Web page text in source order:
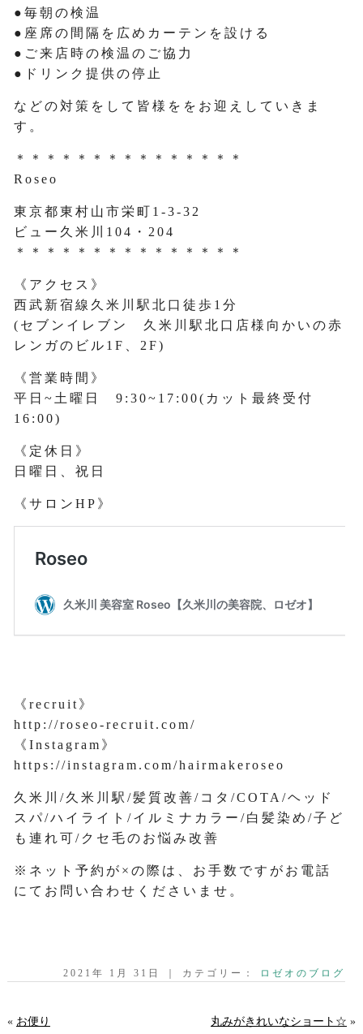
●毎朝の検温
●座席の間隔を広めカーテンを設ける
●ご来店時の検温のご協力
●ドリンク提供の停止
などの対策をして皆様ををお迎えしていきま
す。
＊＊＊＊＊＊＊＊＊＊＊＊＊＊＊
Roseo
東京都東村山市栄町1-3-32
ビュー久米川104・204
＊＊＊＊＊＊＊＊＊＊＊＊＊＊＊
《アクセス》
西武新宿線久米川駅北口徒歩1分
(セブンイレブン 久米川駅北口店様向かいの赤
レンガのビル1F、2F)
《営業時間》
平日~土曜日 9:30~17:00(カット最終受付
16:00)
《定休日》
日曜日、祝日
《サロンHP》
《recruit》
http://roseo-recruit.com/
《Instagram》
https://instagram.com/hairmakeroseo
久米川/久米川駅/髪質改善/コタ/COTA/ヘッド
スパ/ハイライト/イルミナカラー/白髪染め/子ど
も連れ可/クセ毛のお悩み改善
※ネット予約が×の際は、お手数ですがお電話
にてお問い合わせくださいませ。
2021年 1月 31日 ｜ カテゴリー： ロゼオのブログ
« お便り 丸みがきれいなショート☆ »